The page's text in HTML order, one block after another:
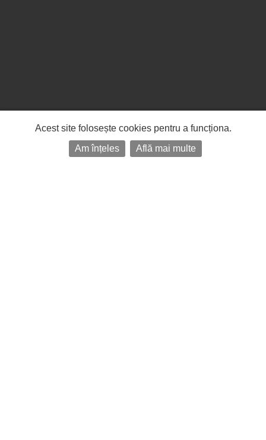
Acest site folosește cookies pentru a funcționa.
Am înțeles
Află mai multe